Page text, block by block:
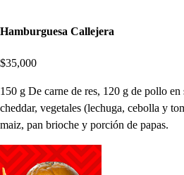
Hamburguesa Callejera
$35,000
150 g De carne de res, 120 g de pollo en
cheddar, vegetales (lechuga, cebolla y
maiz, pan brioche y porción de papas.